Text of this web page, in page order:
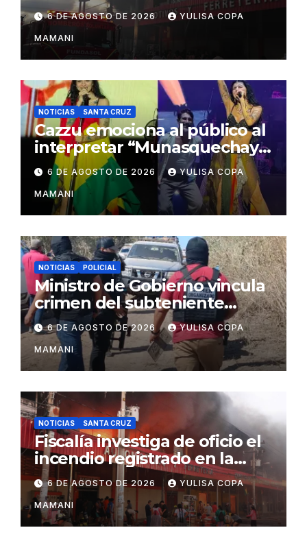
durante la emergencia en
Barrio Lindo
6 DE AGOSTO DE 2026 YULISA COPA
MAMANI
NOTICIAS SANTA CRUZ
Cazzu emociona al público al
interpretar “Munasquechay”
en su concierto en Santa
Cruz
6 DE AGOSTO DE 2026 YULISA COPA
MAMANI
NOTICIAS POLICIAL
Ministro de Gobierno vincula
crimen del subteniente
Salazar con la red de
Sebastián Marset
6 DE AGOSTO DE 2026 YULISA COPA
MAMANI
NOTICIAS SANTA CRUZ
Fiscalía investiga de oficio el
incendio registrado en la
feria Barrio Lindo
6 DE AGOSTO DE 2026 YULISA COPA
MAMANI